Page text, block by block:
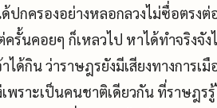
ปกครองอย่างหลอกลวงไม่ซื่อตรง
ครั้นคอยๆ ก็เหลวไป หาได้ทำจริง
ได้กิน ว่าราษฎรยังมีเสียงทางการเ
เพราะเป็นคนชาติเดียวกัน ที่ราษฎ